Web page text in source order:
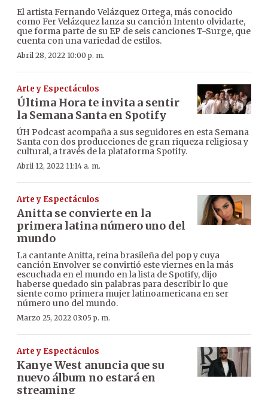
El artista Fernando Velázquez Ortega, más conocido
como Fer Velázquez lanza su canción Intento olvidarte,
que forma parte de su EP de seis canciones T-Surge, que
cuenta con una variedad de estilos.
Abril 28, 2022 10:00 p. m.
Arte y Espectáculos
Última Hora te invita a sentir
la Semana Santa en Spotify
ÚH Podcast acompaña a sus seguidores en esta Semana
Santa con dos producciones de gran riqueza religiosa y
cultural, a través de la plataforma Spotify.
Abril 12, 2022 11:14 a. m.
Arte y Espectáculos
Anitta se convierte en la
primera latina número uno del
mundo
La cantante Anitta, reina brasileña del pop y cuya
canción Envolver se convirtió este viernes en la más
escuchada en el mundo en la lista de Spotify, dijo
haberse quedado sin palabras para describir lo que
siente como primera mujer latinoamericana en ser
número uno del mundo.
Marzo 25, 2022 03:05 p. m.
Arte y Espectáculos
Kanye West anuncia que su
nuevo álbum no estará en
streaming